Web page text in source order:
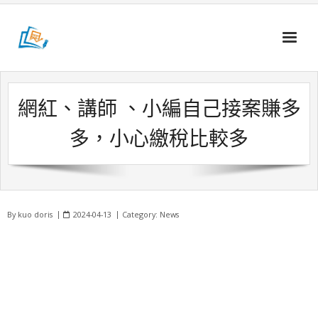
Skip
content
網紅、講師 、小編自己接案賺多
多，小心繳稅比較多
By kuo doris 2024-04-13 Category: News